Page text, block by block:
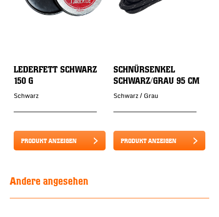
LEDERFETT SCHWARZ
150 G
Schwarz
PRODUKT ANZEIGEN
SCHNÜRSENKEL
SCHWARZ/GRAU 95 CM
Schwarz / Grau
PRODUKT ANZEIGEN
Andere angesehen